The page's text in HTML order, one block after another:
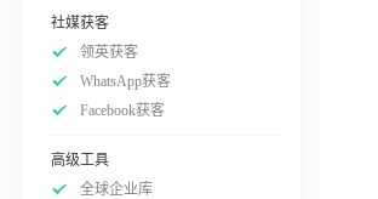
社媒获客
领英获客
WhatsApp获客
Facebook获客
高级工具
全球企业库